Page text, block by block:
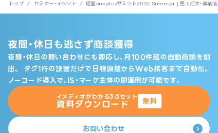
トップ / セミナー・イベント / 経営oneplusサミット2026 Summer | 売上拡大・事業成
夜間・休日も逃さず商談獲得
夜間・休日の問い合わせにも即応し、月100件超の自動商談を創
出。
タグ1行の設置だけで日程調整からWeb接客まで自動化。
ノーコード導入で、IS・マーケ主体の即運用が可能です。
イメディオがわかる3点セット
資料ダウンロード 無料
お問い合わせ